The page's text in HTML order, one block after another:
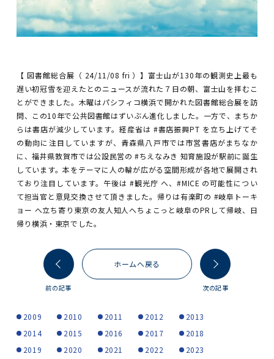
【 図書館総合展（ 24/11/08 fri ）】富士山が130年の観測史上最も
遅い初冠雪を迎えたとのニュースが流れた７日の朝、富士山を拝むこ
とができました。木曜はパシフィコ横浜で開かれた図書館総合展を訪
問、この10年で公共図書館はずいぶん進化しました。一方で、まちか
らは書店が減少しています。経産省は #書店振興PT を立ち上げてそ
の動向に注目していますが、青森県八戸市では市営書店がまちなか
に、福井県敦賀市では公設民営の #ちえなみき 知育施設が駅前に誕生
しています。本をテーマに人の輪が広がる空間形成が各地で展開され
ており注目しています。午後は #観光庁 へ、#MICE の可能性につい
て担当官と意見交換させて頂きました。帰りは有楽町の #岐阜トーキ
ョー へ立ち寄り東京の友人知人へちょこっと岐阜のPRして帰岐、日
帰り横浜・東京でした。
前の記事
ホームへ戻る
次の記事
2009 2010 2011 2012
2013
2014
2015 2016 2017
2018
2019
2020 2021 2022
2023